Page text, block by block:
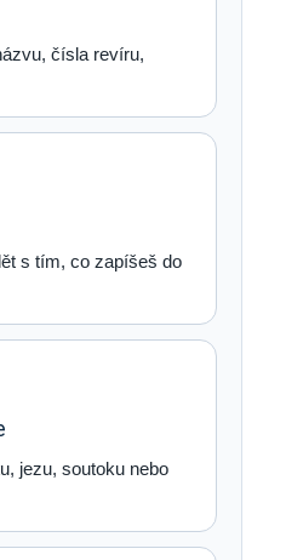
čísla revíru,
s tím, co zapíšeš do
jezu, soutoku nebo